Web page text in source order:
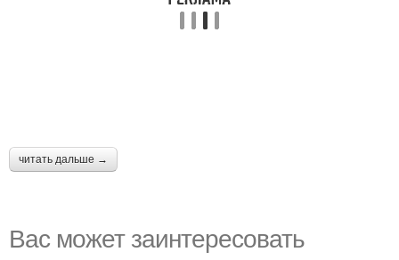
читать дальше →
Вас может заинтересовать